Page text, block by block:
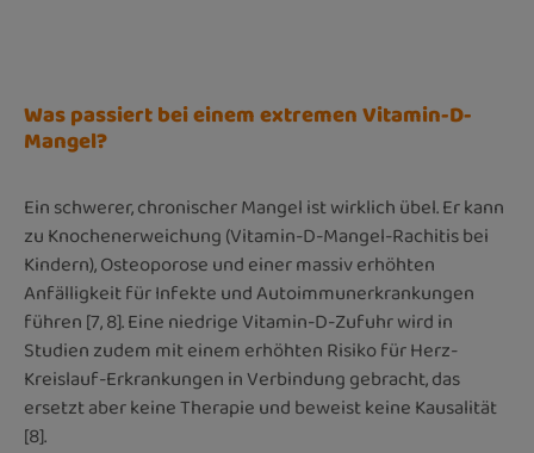
Was passiert bei einem extremen Vitamin-D-
Mangel?
Ein schwerer, chronischer Mangel ist wirklich übel. Er kann
zu Knochenerweichung (Vitamin-D-Mangel-Rachitis bei
Kindern), Osteoporose und einer massiv erhöhten
Anfälligkeit für Infekte und Autoimmunerkrankungen
führen [7, 8]. Eine niedrige Vitamin-D-Zufuhr wird in
Studien zudem mit einem erhöhten Risiko für Herz-
Kreislauf-Erkrankungen in Verbindung gebracht, das
ersetzt aber keine Therapie und beweist keine Kausalität
[8].